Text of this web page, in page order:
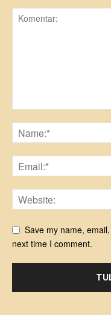
Save my name,
next time I comment.